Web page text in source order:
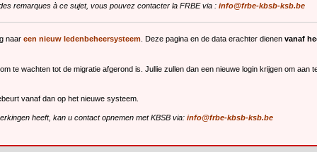
remarques à ce sujet, vous pouvez contacter la FRBE via : info@frbe-kbsb-ksb.be
naar een nieuw ledenbeheersysteem . Deze pagina en de data erachter dienen vanaf
te wachten tot de migratie afgerond is. Jullie zullen dan een nieuwe login krijgen om aan
vanaf dan op het nieuwe systeem.
heeft, kan u contact opnemen met KBSB via: info@frbe-kbsb-ksb.be